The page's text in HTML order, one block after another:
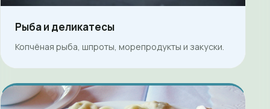
Рыба и деликатесы
Копчёная рыба, шпроты, морепродукты и закуски.